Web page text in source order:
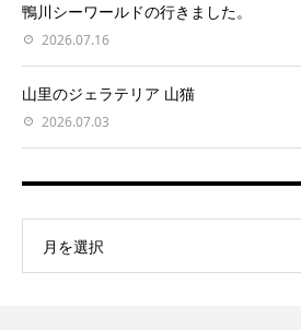
鴨川シーワールドの行きました。
2026.07.16
山里のジェラテリア 山猫
2026.07.03
月を選択